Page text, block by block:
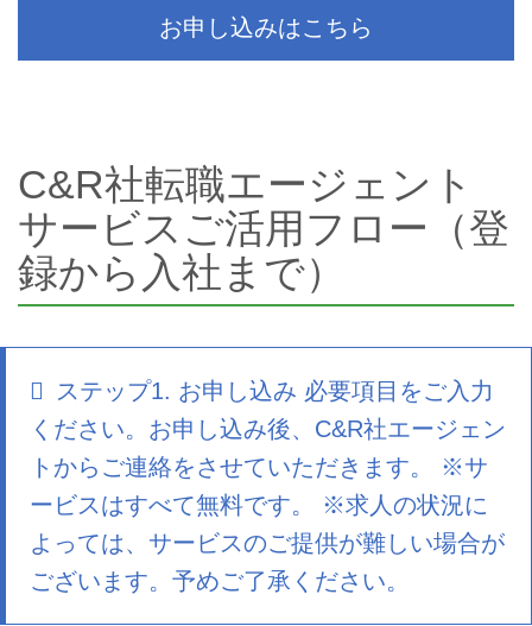
お申し込みはこちら
C&R社転職エージェント
サービスご活用フロー（登
録から入社まで）
ステップ1. お申し込み 必要項目をご入力
ください。お申し込み後、C&R社エージェン
トからご連絡をさせていただきます。 ※サ
ービスはすべて無料です。 ※求人の状況に
よっては、サービスのご提供が難しい場合が
ございます。予めご了承ください。